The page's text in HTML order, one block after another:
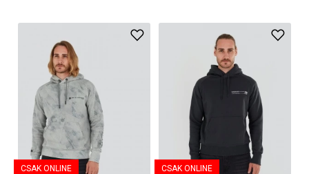
CSAK ONLINE CSAK ONLINE